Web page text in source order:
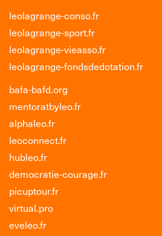
leolagrange-conso.fr
leolagrange-sport.fr
leolagrange-vieasso.fr
leolagrange-fondsdedotation.fr
bafa-bafd.org
mentoratbyleo.fr
alphaleo.fr
leoconnect.fr
hubleo.fr
democratie-courage.fr
picuptour.fr
virtual.pro
eveleo.fr